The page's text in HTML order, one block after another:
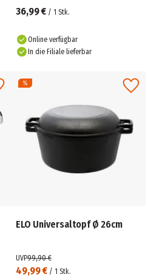
36,99 € / 1 Stk.
Online verfügbar
In die Filiale lieferbar
ELO Universaltopf Ø 26cm
49,99 € / 1 Stk.
UVP99,90 €